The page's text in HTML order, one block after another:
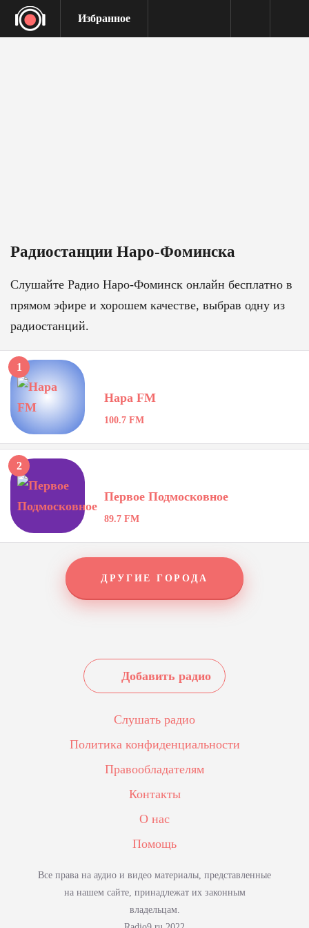
Избранное
Радиостанции Наро-Фоминска
Слушайте Радио Наро-Фоминск онлайн бесплатно в
прямом эфире и хорошем качестве, выбрав одну из
радиостанций.
1
Нара FM
100.7 FM
2
Первое Подмосковное
89.7 FM
ДРУГИЕ ГОРОДА
Добавить радио
Слушать радио
Политика конфиденциальности
Правообладателям
Контакты
О нас
Помощь
Все права на аудио и видео материалы, представленные
на нашем сайте, принадлежат их законным
владельцам.